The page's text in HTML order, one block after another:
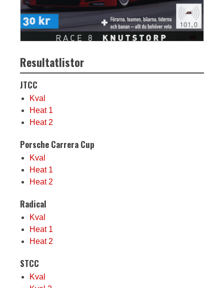
Resultatlistor
JTCC
Kval
Heat 1
Heat 2
Porsche Carrera Cup
Kval
Heat 1
Heat 2
Radical
Kval
Heat 1
Heat 2
STCC
Kval